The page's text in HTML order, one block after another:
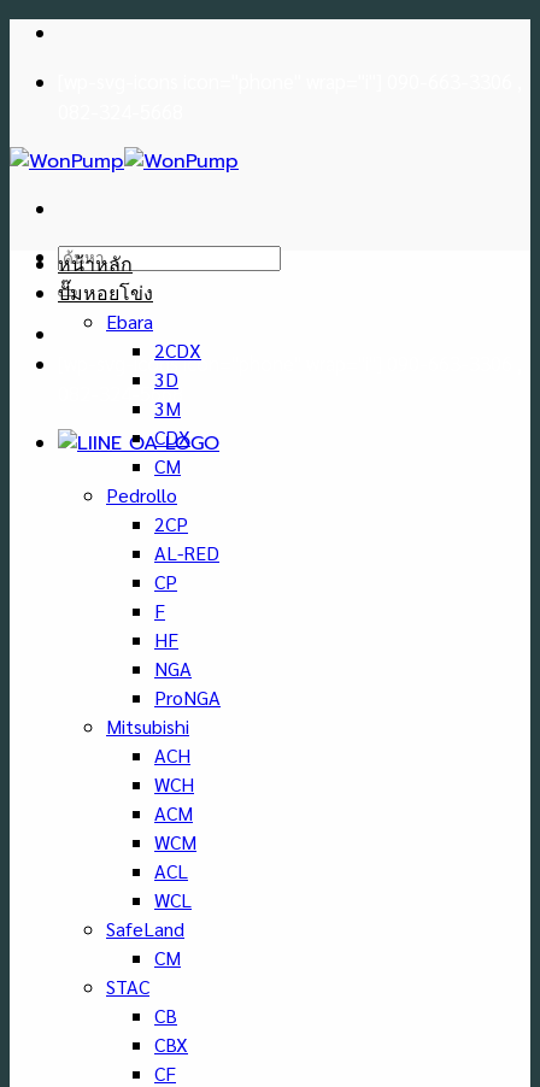
Skip
content
ค้นหา:
[wp-svg-icons icon="phone" wrap="i"] 090-663-3306 ,
082-324-5668
หน้าหลัก
ปั๊มหอยโข่ง
Ebara
2CDX
3D
3M
CDX
CM
Pedrollo
2CP
AL-RED
CP
F
HF
NGA
ProNGA
Mitsubishi
ACH
WCH
ACM
WCM
ACL
WCL
SafeLand
CM
STAC
CB
CBX
CF